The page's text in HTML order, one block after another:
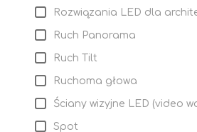
Rozwiązania LED dla
Ruch Panorama
Ruch Tilt
Ruchoma głowa
Ściany wizyjne LED (video
Spot